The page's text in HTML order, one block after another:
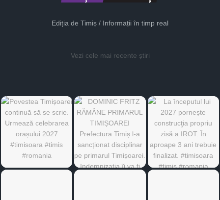
Ediția de Timiș / Informații în timp real
Vezi cele mai recente știri